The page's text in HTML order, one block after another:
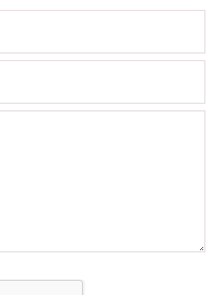
PODZIM,ZIMA